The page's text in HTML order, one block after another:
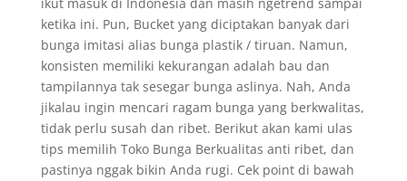
ketika ini. Pun, Bucket yang diciptakan banyak dari
bunga imitasi alias bunga plastik / tiruan. Namun,
konsisten memiliki kekurangan adalah bau dan
tampilannya tak sesegar bunga aslinya. Nah, Anda
jikalau ingin mencari ragam bunga yang berkwalitas,
tidak perlu susah dan ribet. Berikut akan kami ulas
tips memilih Toko Bunga Berkualitas anti ribet, dan
pastinya nggak bikin Anda rugi. Cek point di bawah